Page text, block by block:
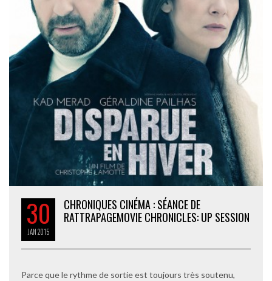
30
JAN2015
CHRONIQUES CINÉMA : SÉANCE DE
RATTRAPAGEMOVIE CHRONICLES: UP SESSION
Parce que le rythme de sortie est toujours très soutenu,